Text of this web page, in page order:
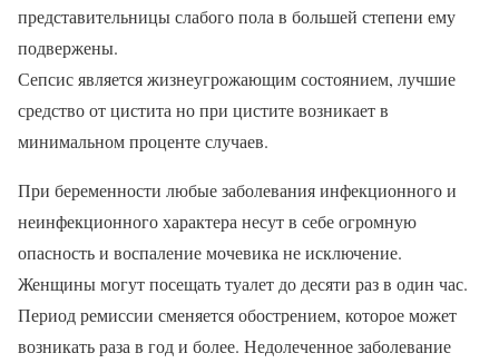
представительницы слабого пола в большей степени ему
подвержены.
Сепсис является жизнеугрожающим состоянием, лучшие
средство от цистита но при цистите возникает в
минимальном проценте случаев.
При беременности любые заболевания инфекционного и
неинфекционного характера несут в себе огромную
опасность и воспаление мочевика не исключение.
Женщины могут посещать туалет до десяти раз в один час.
Период ремиссии сменяется обострением, которое может
возникать раза в год и более. Недолеченное заболевание